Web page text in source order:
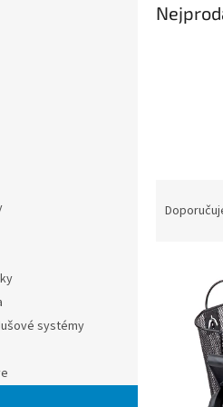
systémy